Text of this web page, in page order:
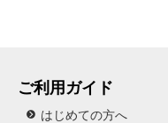
ご利用ガイド
はじめての方へ